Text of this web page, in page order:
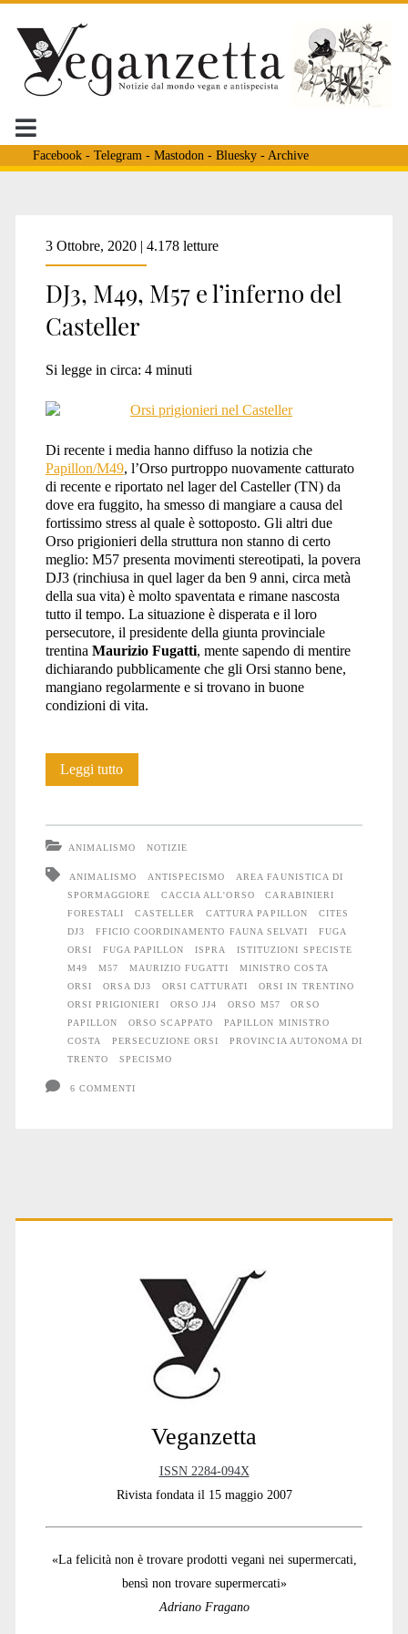
Facebook- Telegram - Mastodon - Bluesky- Archive
Tag:
<span>fficio
Coordinamento
Fauna
Selvati</span>
3 Ottobre, 2020 | 4.178 letture
DJ3, M49, M57 e l’inferno del
Casteller
Si legge in circa: 4 minuti
Di recente i media hanno diffuso la notizia che
Papillon/M49, l’Orso purtroppo nuovamente catturato
di recente e riportato nel lager del Casteller (TN) da
dove era fuggito, ha smesso di mangiare a causa del
fortissimo stress al quale è sottoposto. Gli altri due
Orso prigionieri della struttura non stanno di certo
meglio: M57 presenta movimenti stereotipati, la povera
DJ3 (rinchiusa in quel lager da ben 9 anni, circa metà
della sua vita) è molto spaventata e rimane nascosta
tutto il tempo. La situazione è disperata e il loro
persecutore, il presidente della giunta provinciale
trentina Maurizio Fugatti, mente sapendo di mentire
dichiarando pubblicamente che gli Orsi stanno bene,
mangiano regolarmente e si trovano in buone
condizioni di vita.
Leggi tuttoDJ3,
l’inferno
del
Casteller
ANIMALISMO NOTIZIE
ANIMALISMO ANTISPECISMO
AREA FAUNISTICA DI
SPORMAGGIORE
CACCIA ALL'ORSO
CARABINIERI
FORESTALI
CASTELLER CATTURA PAPILLON
CITES
DJ3
FFICIO COORDINAMENTO FAUNA SELVATI
FUGA
ORSI
FUGA PAPILLON ISPRA
ISTITUZIONI SPECISTE
M49
M57 MAURIZIO FUGATTI
MINISTRO COSTA
ORSI
ORSA DJ3 ORSI CATTURATI
ORSI IN TRENTINO
ORSI PRIGIONIERI
ORSO JJ4 ORSO M57
ORSO
PAPILLON
ORSO SCAPPATO
PAPILLON MINISTRO
COSTA
PERSECUZIONE ORSI
PROVINCIA AUTONOMA DI
TRENTO
SPECISMO
6 COMMENTI
Primary
Veganzetta
ISSN 2284-094X
Rivista fondata il 15 maggio 2007
«La felicità non è trovare prodotti vegani nei supermercati,
bensì non trovare supermercati»
Adriano Fragano